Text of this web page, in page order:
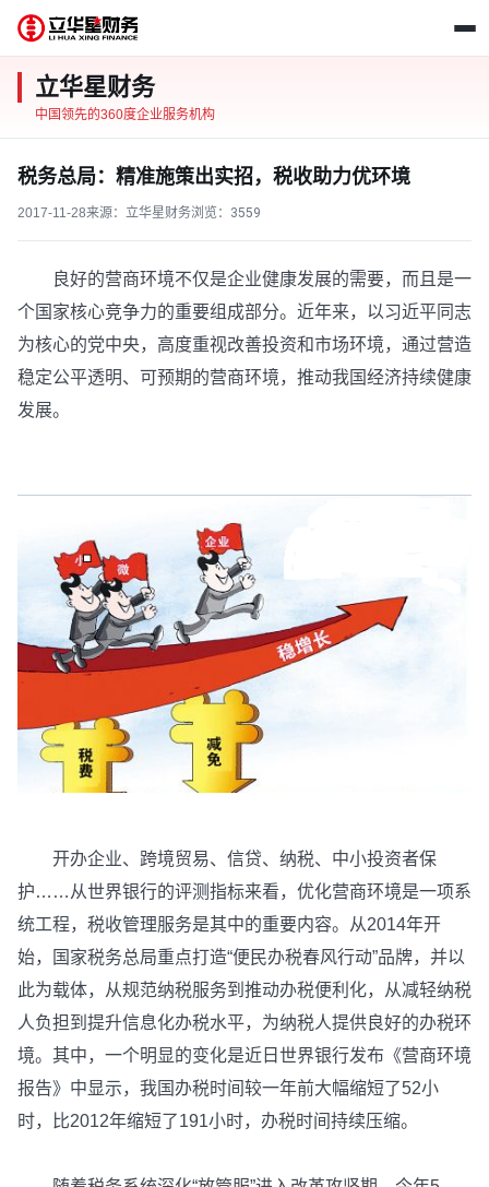
立华星财务
中国领先的360度企业服务机构
税务总局：精准施策出实招，税收助力优环境
2017-11-28来源：立华星财务浏览： 3559
良好的营商环境不仅是企业健康发展的需要，而且是一
个国家核心竞争力的重要组成部分。近年来，以习近平同志
为核心的党中央，高度重视改善投资和市场环境，通过营造
稳定公平透明、可预期的营商环境，推动我国经济持续健康
发展。
开办企业、跨境贸易、信贷、纳税、中小投资者保
护……从世界银行的评测指标来看，优化营商环境是一项系
统工程，税收管理服务是其中的重要内容。从2014年开
始，国家税务总局重点打造“便民办税春风行动”品牌，并以
此为载体，从规范纳税服务到推动办税便利化，从减轻纳税
人负担到提升信息化办税水平，为纳税人提供良好的办税环
境。其中，一个明显的变化是近日世界银行发布《营商环境
报告》中显示，我国办税时间较一年前大幅缩短了52小
时，比2012年缩短了191小时，办税时间持续压缩。